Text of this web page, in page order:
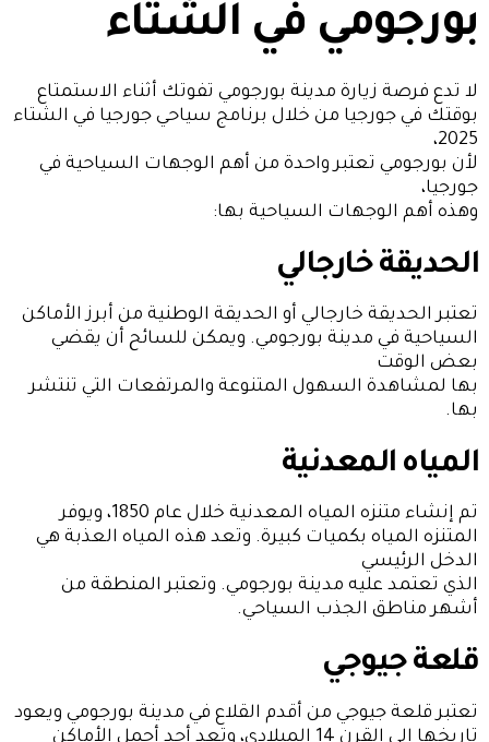
بورجومي في الشتاء
لا تدع فرصة زيارة مدينة بورجومي تفوتك أثناء الاستمتاع
بوقتك في جورجيا من خلال برنامج سياحي جورجيا في الشتاء
2025،
لأن بورجومي تعتبر واحدة من أهم الوجهات السياحية في
جورجيا،
وهذه أهم الوجهات السياحية بها:
الحديقة خارجالي
تعتبر الحديقة خارجالي أو الحديقة الوطنية من أبرز الأماكن
السياحية في مدينة بورجومي. ويمكن للسائح أن يقضي
بعض الوقت
بها لمشاهدة السهول المتنوعة والمرتفعات التي تنتشر
بها.
المياه المعدنية
تم إنشاء متنزه المياه المعدنية خلال عام 1850، ويوفر
المتنزه المياه بكميات كبيرة. وتعد هذه المياه العذبة هي
الدخل الرئيسي
الذي تعتمد عليه مدينة بورجومي. وتعتبر المنطقة من
أشهر مناطق الجذب السياحي.
قلعة جيوجي
تعتبر قلعة جيوجي من أقدم القلاع في مدينة بورجومي ويعود
تاريخها إلى القرن 14 الميلادي، وتعد أحد أجمل الأماكن